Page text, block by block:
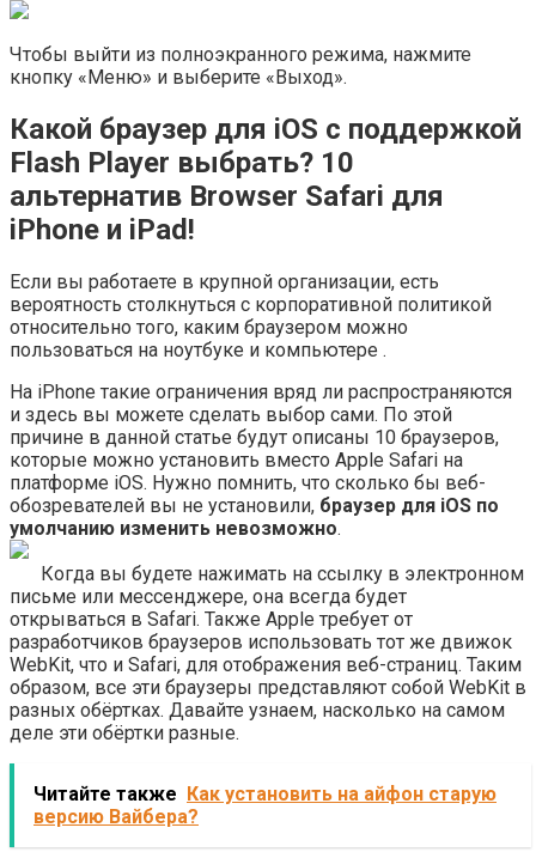
Чтобы выйти из полноэкранного режима, нажмите
кнопку «Меню» и выберите «Выход».
Какой браузер для iOS с поддержкой
Flash Player выбрать? 10
альтернатив Browser Safari для
iPhone и iPad!
Если вы работаете в крупной организации, есть
вероятность столкнуться с корпоративной политикой
относительно того, каким браузером можно
пользоваться на ноутбуке и компьютере .
На iPhone такие ограничения вряд ли распространяются
и здесь вы можете сделать выбор сами. По этой
причине в данной статье будут описаны 10 браузеров,
которые можно установить вместо Apple Safari на
платформе iOS. Нужно помнить, что сколько бы веб-
обозревателей вы не установили, браузер для iOS по
умолчанию изменить невозможно.
Когда вы будете нажимать на ссылку в электронном
письме или мессенджере, она всегда будет
открываться в Safari. Также Apple требует от
разработчиков браузеров использовать тот же движок
WebKit, что и Safari, для отображения веб-страниц. Таким
образом, все эти браузеры представляют собой WebKit в
разных обёртках. Давайте узнаем, насколько на самом
деле эти обёртки разные.
Читайте также Как установить на айфон старую
версию Вайбера?